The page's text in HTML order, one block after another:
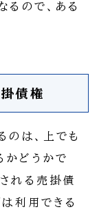
るので、ある
債権
のは、上でも
かどうかで
れる売掛債
利用できる